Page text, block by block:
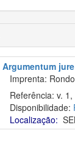
Argumentum jure
Imprenta:
Referência: v.
Disponibilidade:
Localização: